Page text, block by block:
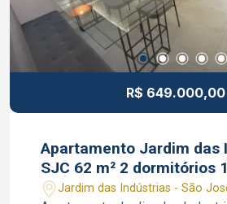
R$
Apartamento Jardim das Industrias
SJC 62 m² 2 dormitórios
Jardim das Indústrias - São